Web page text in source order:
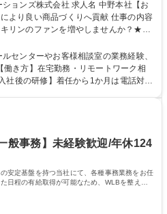
社 求人名 中野本社【お
い商品づくりへ貢献 仕事の内容
リンのファンを増やしませんか？★≫
に活かしていく上で、窓口となるお客
。お客様からの声に迅速かつ誠意をも
ループ内活動に反映しています。 【具
中野本社【お客様
良い商品づくりへ貢献
センターやお客様相談室の業務経験、
き方】在宅勤務・リモートワーク相
いて】キリングループの広報機能を担
大切にし、磨き上げたホスピタリティ
ながら広報関連業務を行っておりま
般事務】未経験歓迎/年休124
安定基盤を持つ当社にて、各種事務業務をお任
日程の有給取得が可能なため、WLBを整えた